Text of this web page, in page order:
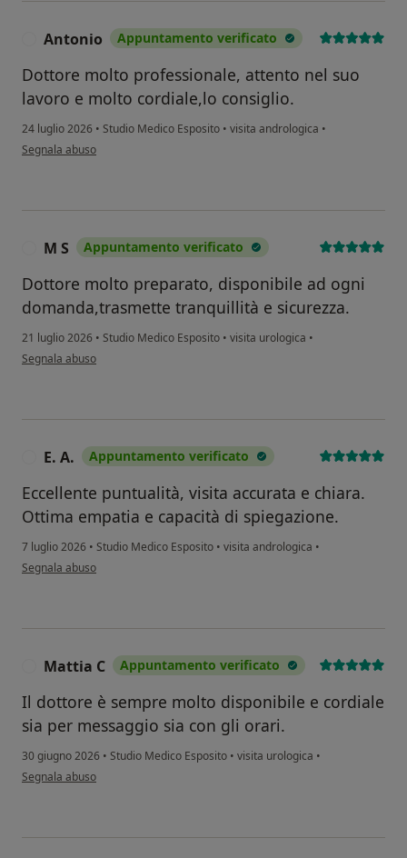
Antonio Appuntamento verificato
Dottore molto professionale, attento nel suo
lavoro e molto cordiale,lo consiglio.
24 luglio 2026 • Studio Medico Esposito • visita andrologica •
secondo l'opinione dell'utente Antonio
Segnala abuso
M S Appuntamento verificato
Dottore molto preparato, disponibile ad ogni
domanda,trasmette tranquillità e sicurezza.
21 luglio 2026 • Studio Medico Esposito • visita urologica •
secondo l'opinione dell'utente M S
Segnala abuso
E. A. Appuntamento verificato
Eccellente puntualità, visita accurata e chiara.
Ottima empatia e capacità di spiegazione.
7 luglio 2026 • Studio Medico Esposito • visita andrologica •
secondo l'opinione dell'utente E. A.
Segnala abuso
Mattia C Appuntamento verificato
Il dottore è sempre molto disponibile e cordiale
sia per messaggio sia con gli orari.
30 giugno 2026 • Studio Medico Esposito • visita urologica •
secondo l'opinione dell'utente Mattia C
Segnala abuso